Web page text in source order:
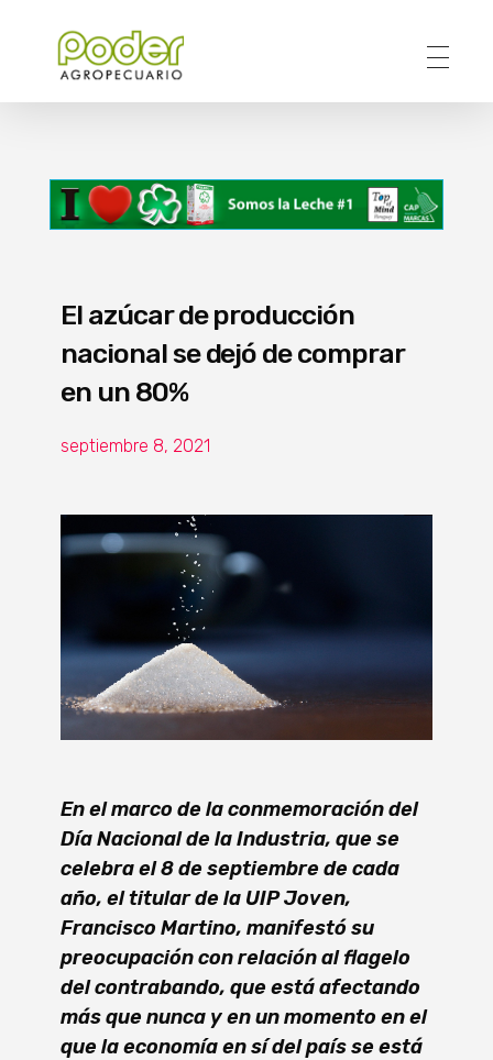
El azúcar de producción
nacional se dejó de comprar
en un 80%
septiembre 8, 2021
En el marco de la conmemoración del
Día Nacional de la Industria, que se
celebra el 8 de septiembre de cada
año, el titular de la UIP Joven,
Francisco Martino, manifestó su
preocupación con relación al flagelo
del contrabando, que está afectando
más que nunca y en un momento en el
que la economía en sí del país se está